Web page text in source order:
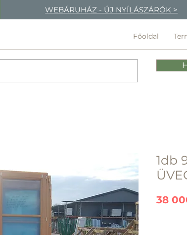
WEBÁRUHÁZ - ÚJ NYÍLÁSZÁRÓK >
Főoldal
1db
38